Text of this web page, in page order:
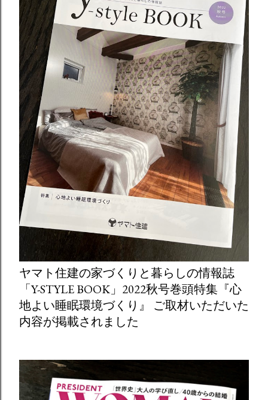
ヤマト住建の家づくりと暮らしの情報誌
「Y-STYLE BOOK」2022秋号巻頭特集『心
地よい睡眠環境づくり』 ご取材いただいた
内容が掲載されました